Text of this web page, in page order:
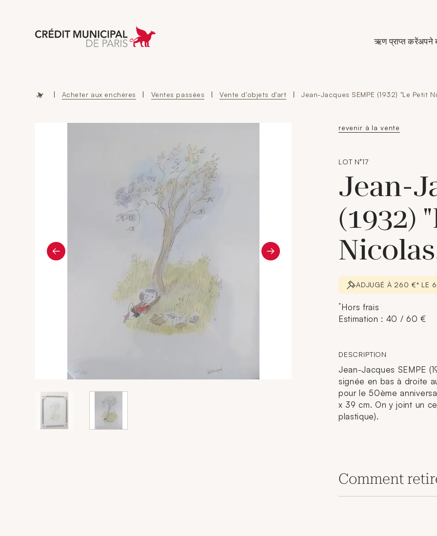
Aller à l'accueil de Crédit Municipal de Paris
ऋण प्राप्त करेंअपने
| Acheter aux enchères | Ventes passées | Vente d'objets d'art | Jean-Jacques SEMPE (1932) "Le Petit
revenir à la vente
LOT N°17
Jean-
(1932)
ADJUGÉ À 260 €* LE
*Hors frais
Estimation : 40 / 60 €
DESCRIPTION
Jean-Jacques SEMPE
signée en bas à droite
pour le 50ème
x 39 cm. On y joint un
plastique).
Comment